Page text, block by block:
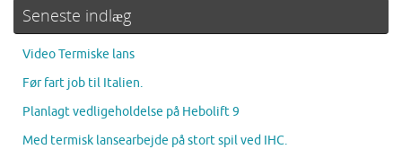
Seneste indlæg
Video Termiske lans
Før fart job til Italien.
Planlagt vedligeholdelse på Hebolift 9
Med termisk lansearbejde på stort spil ved IHC.